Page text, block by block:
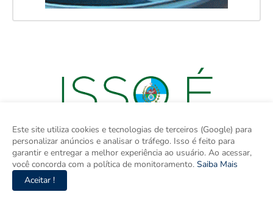
Este site utiliza cookies e tecnologias de terceiros (Google) para
personalizar anúncios e analisar o tráfego. Isso é feito para
garantir e entregar a melhor experiência ao usuário. Ao acessar,
você concorda com a política de monitoramento. Saiba Mais
Aceitar !